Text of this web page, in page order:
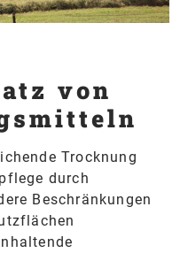
von
Trocknung
durch
Beschränkungen